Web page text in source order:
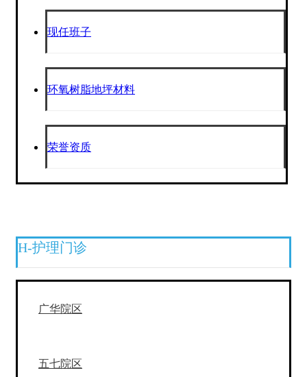
现任班子
环氧树脂地坪材料
荣誉资质
H-护理门诊
广华院区
五七院区